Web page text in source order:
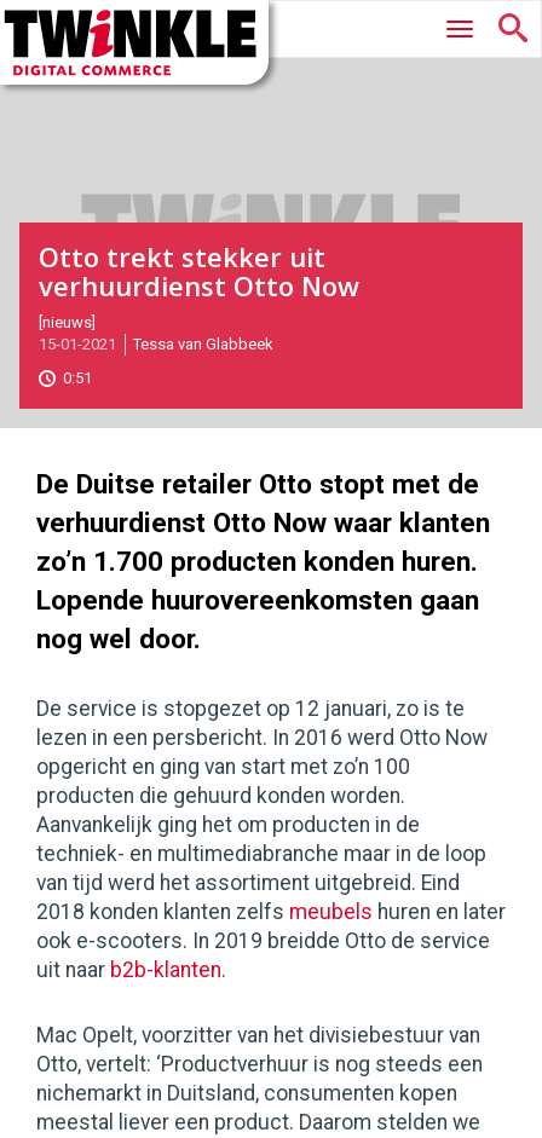
Twinkle
Digital
Commerce
Hoofdmenu
Otto trekt stekker uit
verhuurdienst Otto Now
2021-
01-
15T10:47:00
2021-
01-
[nieuws]
15-01-2021
Tessa van Glabbeek
0:51
De Duitse retailer Otto stopt met de
verhuurdienst Otto Now waar klanten
zo’n 1.700 producten konden huren.
Lopende huurovereenkomsten gaan
nog wel door.
De service is stopgezet op 12 januari, zo is te
lezen in een persbericht. In 2016 werd Otto Now
opgericht en ging van start met zo’n 100
producten die gehuurd konden worden.
Aanvankelijk ging het om producten in de
techniek- en multimediabranche maar in de loop
van tijd werd het assortiment uitgebreid. Eind
2018 konden klanten zelfs meubels huren en later
ook e-scooters. In 2019 breidde Otto de service
uit naar b2b-klanten.
Mac Opelt, voorzitter van het divisiebestuur van
Otto, vertelt: ‘Productverhuur is nog steeds een
nichemarkt in Duitsland, consumenten kopen
meestal liever een product. Daarom stelden we